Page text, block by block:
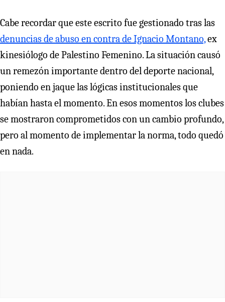
Cabe recordar que este escrito fue gestionado tras las
denuncias de abuso en contra de Ignacio Montano,ex
kinesiólogo de Palestino Femenino. La situación causó
un remezón importante dentro del deporte nacional,
poniendo en jaque las lógicas institucionales que
habían hasta el momento. En esos momentos los clubes
se mostraron comprometidos con un cambio profundo,
pero al momento de implementar la norma, todo quedó
en nada.